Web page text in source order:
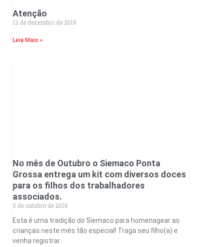
Atenção
12 de dezembro de 2018
Leia Mais »
No mês de Outubro o Siemaco Ponta
Grossa entrega um kit com diversos doces
para os filhos dos trabalhadores
associados.
5 de outubro de 2018
Esta é uma tradição do Siemaco para homenagear as
crianças neste mês tão especial! Traga seu filho(a) e
venha registrar